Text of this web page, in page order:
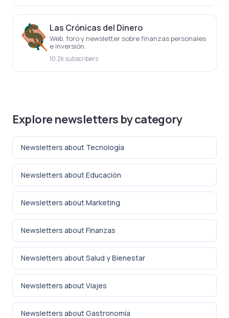
Las Crónicas del Dinero
Web, foro y newsletter sobre finanzas personales
e inversión.
10.2k subscribers
Explore newsletters by category
Newsletters about Tecnología
Newsletters about Educación
Newsletters about Marketing
Newsletters about Finanzas
Newsletters about Salud y Bienestar
Newsletters about Viajes
Newsletters about Gastronomía